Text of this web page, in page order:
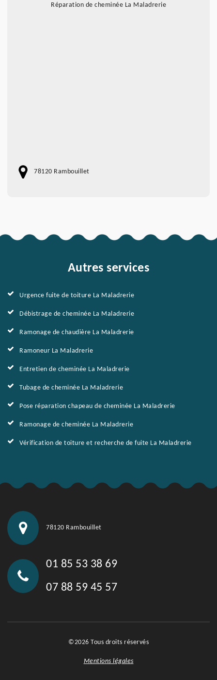
Réparation de cheminée La Maladrerie
78120 Rambouillet
Autres services
Urgence fuite de toiture La Maladrerie
Débistrage de cheminée La Maladrerie
Ramonage de chaudière La Maladrerie
Ramoneur La Maladrerie
Entretien de cheminée La Maladrerie
Tubage de cheminée La Maladrerie
Pose réparation chapeau de cheminée La Maladrerie
Ramonage de cheminée La Maladrerie
Vérification de toiture et recherche de fuite La Maladrerie
78120 Rambouillet
01 85 53 38 69
07 88 59 45 57
©2026 Tous droits réservés
Mentions légales